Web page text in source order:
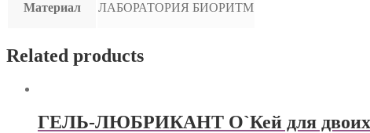
Материал ЛАБОРАТОРИЯ БИОРИТМ
Related products
ГЕЛЬ-ЛЮБРИКАНТ О`Кей для двоих